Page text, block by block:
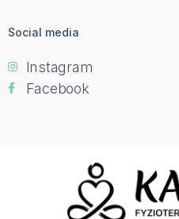
Social media
Instagram
Facebook